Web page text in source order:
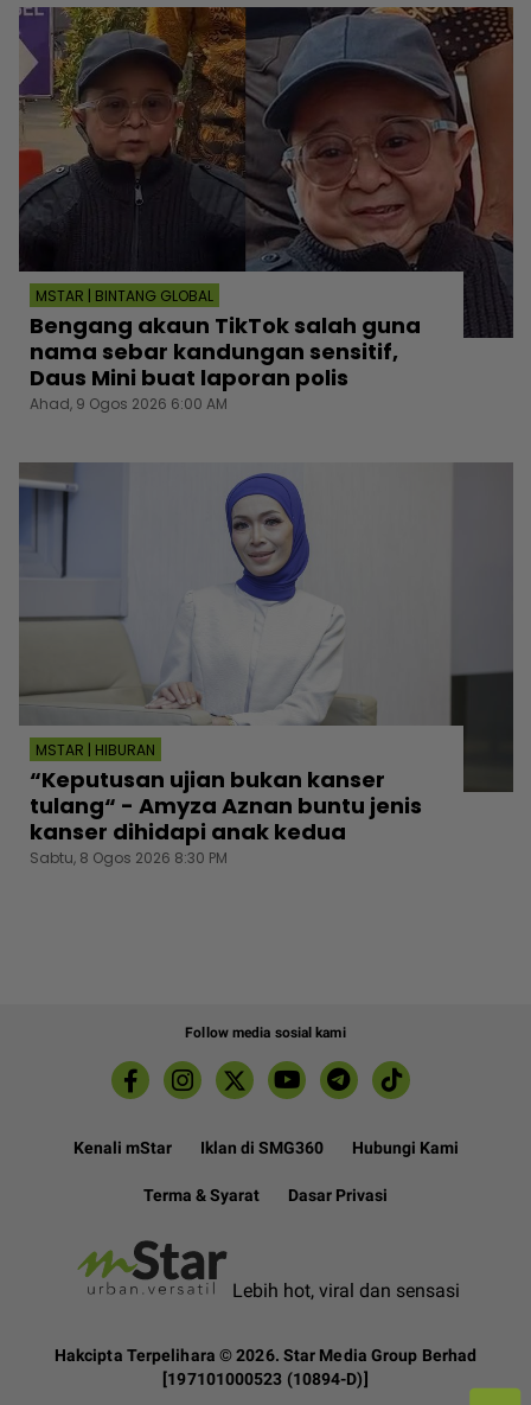
MSTAR | BINTANG GLOBAL
Bengang akaun TikTok salah guna
nama sebar kandungan sensitif,
Daus Mini buat laporan polis
Ahad, 9 Ogos 2026 6:00 AM
MSTAR | HIBURAN
“Keputusan ujian bukan kanser
tulang“ - Amyza Aznan buntu jenis
kanser dihidapi anak kedua
Sabtu, 8 Ogos 2026 8:30 PM
Follow media sosial kami
Kenali mStar Iklan di SMG360 Hubungi Kami
Terma & Syarat Dasar Privasi
Lebih hot, viral dan sensasi
Hakcipta Terpelihara ©2026. Star Media Group Berhad
[197101000523 (10894-D)]